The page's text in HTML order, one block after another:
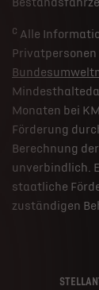
c Alle
Monaten bei
Förderung
Berechnung
unverbindlich.
staatliche
zuständigen